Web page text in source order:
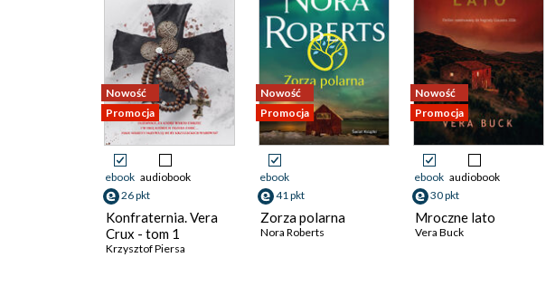
Nowość
Promocja
ebook audiobook
26 pkt
Konfraternia. Vera
Crux - tom 1
Krzysztof Piersa
Nowość
Promocja
ebook
41 pkt
Zorza polarna
Nora Roberts
Nowość
Promocja
ebook audiobook
30 pkt
Mroczne lato
Vera Buck